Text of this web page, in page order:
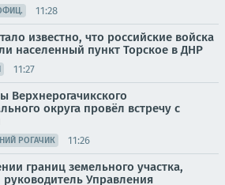
11:28
известно, что российские войска
населенный пункт Торское в ДНР
11:27
Верхнерогачикского
округа провёл встречу с
РОГАЧИК 11:26
границ земельного участка,
руководитель Управления